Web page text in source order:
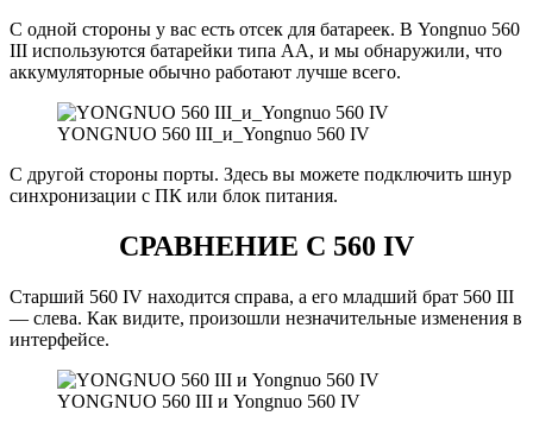
С одной стороны у вас есть отсек для батареек. В Yongnuo 560
III используются батарейки типа АА, и мы обнаружили, что
аккумуляторные обычно работают лучше всего.
YONGNUO 560 III_и_Yongnuo 560 IV
С другой стороны порты. Здесь вы можете подключить шнур
синхронизации с ПК или блок питания.
СРАВНЕНИЕ С 560 IV
Старший 560 IV находится справа, а его младший брат 560 III
— слева. Как видите, произошли незначительные изменения в
интерфейсе.
YONGNUO 560 III и Yongnuo 560 IV